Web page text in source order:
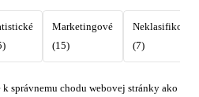
Marketingové
(15)
(7)
správnemu chodu webovej stránky ako